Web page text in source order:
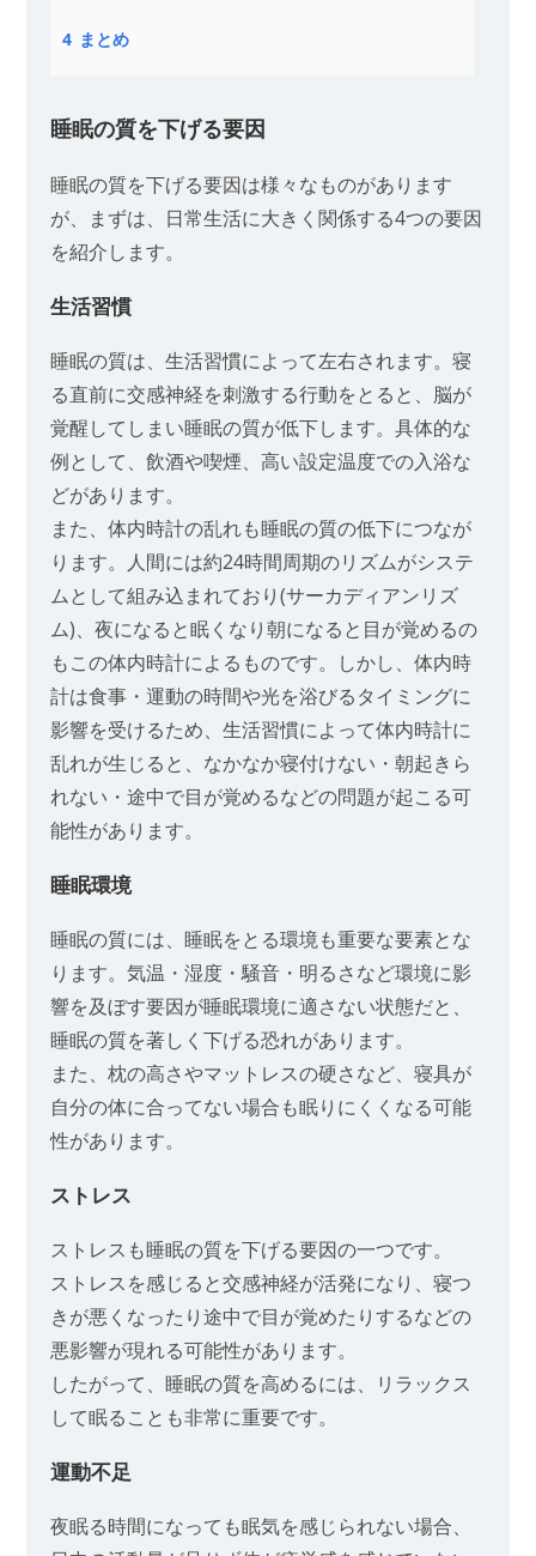
4 まとめ
睡眠の質を下げる要因
睡眠の質を下げる要因は様々なものがあります
が、まずは、日常生活に大きく関係する4つの要因
を紹介します。
生活習慣
睡眠の質は、生活習慣によって左右されます。寝
る直前に交感神経を刺激する行動をとると、脳が
覚醒してしまい睡眠の質が低下します。具体的な
例として、飲酒や喫煙、高い設定温度での入浴な
どがあります。
また、体内時計の乱れも睡眠の質の低下につなが
ります。人間には約24時間周期のリズムがシステ
ムとして組み込まれており(サーカディアンリズ
ム)、夜になると眠くなり朝になると目が覚めるの
もこの体内時計によるものです。しかし、体内時
計は食事・運動の時間や光を浴びるタイミングに
影響を受けるため、生活習慣によって体内時計に
乱れが生じると、なかなか寝付けない・朝起きら
れない・途中で目が覚めるなどの問題が起こる可
能性があります。
睡眠環境
睡眠の質には、睡眠をとる環境も重要な要素とな
ります。気温・湿度・騒音・明るさなど環境に影
響を及ぼす要因が睡眠環境に適さない状態だと、
睡眠の質を著しく下げる恐れがあります。
また、枕の高さやマットレスの硬さなど、寝具が
自分の体に合ってない場合も眠りにくくなる可能
性があります。
ストレス
ストレスも睡眠の質を下げる要因の一つです。
ストレスを感じると交感神経が活発になり、寝つ
きが悪くなったり途中で目が覚めたりするなどの
悪影響が現れる可能性があります。
したがって、睡眠の質を高めるには、リラックス
して眠ることも非常に重要です。
運動不足
夜眠る時間になっても眠気を感じられない場合、